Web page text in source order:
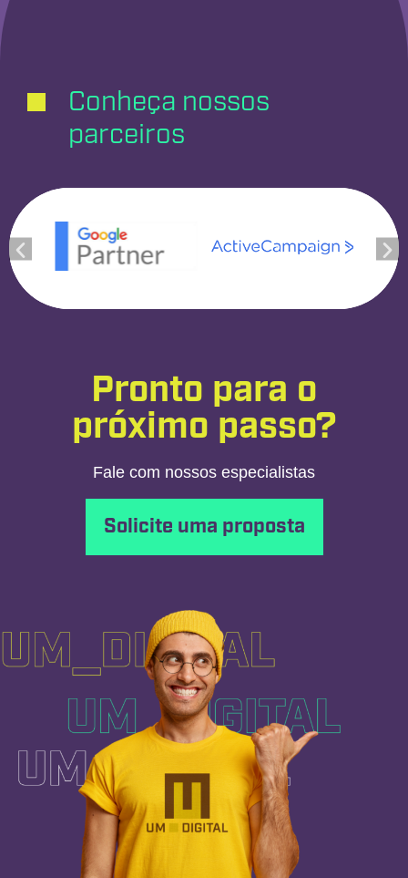
Conheça nossos
parceiros
Pronto para o
próximo passo?
Fale com nossos especialistas
Solicite uma proposta